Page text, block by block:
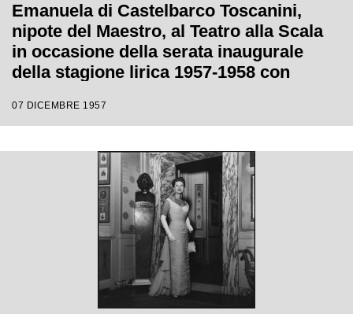
Emanuela di Castelbarco Toscanini,
nipote del Maestro, al Teatro alla Scala
in occasione della serata inaugurale
della stagione lirica 1957-1958 con
Giuseppe Verdi, diretta da Gianandrea
Wallmann
07 DICEMBRE 1957